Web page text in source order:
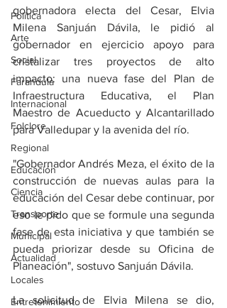
Política
Arte
Social
Farandula
Internacional
Folclore
Regional
Educación
Ciencia
Transporte
Municipal
Actualidad
Locales
Entretenimiento
gobernadora electa del Cesar, Elvia
Milena Sanjuán Dávila, le pidió al
gobernador en ejercicio apoyo para
cristalizar tres proyectos de alto
impacto: una nueva fase del Plan de
Infraestructura Educativa, el Plan
Maestro de Acueducto y Alcantarillado
para Valledupar y la avenida del río.
"Gobernador Andrés Meza, el éxito de la
construcción de nuevas aulas para la
educación del Cesar debe continuar, por
eso le pido que se formule una segunda
fase de esta iniciativa y que también se
pueda priorizar desde su Oficina de
Planeación", sostuvo Sanjuán Dávila.
La solicitud de Elvia Milena se dio,